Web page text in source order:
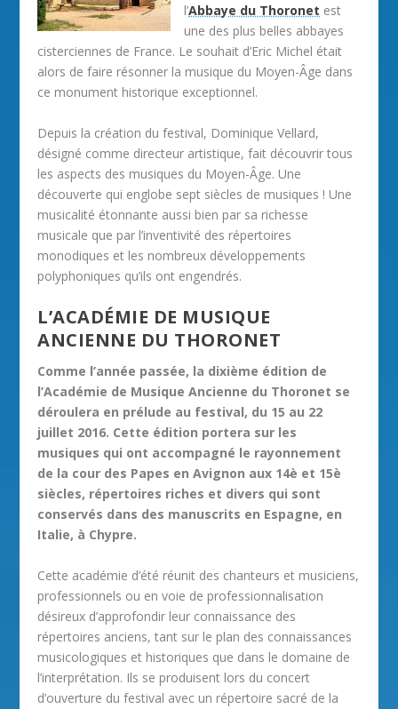
l’Abbaye du Thoronet est
une des plus belles abbayes
cisterciennes de France. Le souhait d’Eric Michel était
alors de faire résonner la musique du Moyen-Âge dans
ce monument historique exceptionnel.
Depuis la création du festival, Dominique Vellard,
désigné comme directeur artistique, fait découvrir tous
les aspects des musiques du Moyen-Âge. Une
découverte qui englobe sept siècles de musiques ! Une
musicalité étonnante aussi bien par sa richesse
musicale que par l’inventivité des répertoires
monodiques et les nombreux développements
polyphoniques qu’ils ont engendrés.
L’ACADÉMIE DE MUSIQUE
ANCIENNE DU THORONET
Comme l’année passée, la dixième édition de
l’Académie de Musique Ancienne du Thoronet se
déroulera en prélude au festival, du 15 au 22
juillet 2016. Cette édition portera sur les
musiques qui ont accompagné le rayonnement
de la cour des Papes en Avignon aux 14è et 15è
siècles, répertoires riches et divers qui sont
conservés dans des manuscrits en Espagne, en
Italie, à Chypre.
Cette académie d’été réunit des chanteurs et musiciens,
professionnels ou en voie de professionnalisation
désireux d’approfondir leur connaissance des
répertoires anciens, tant sur le plan des connaissances
musicologiques et historiques que dans le domaine de
l’interprétation. Ils se produisent lors du concert
d’ouverture du festival avec un répertoire sacré de la